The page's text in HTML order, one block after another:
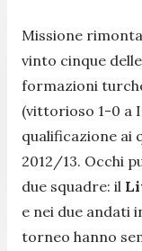
Missione
vinto cinque
formazioni
(vittorioso 1-0 a
qualificazione ai
2012/13. Occhi
due squadre: il
e nei due andati
torneo hanno